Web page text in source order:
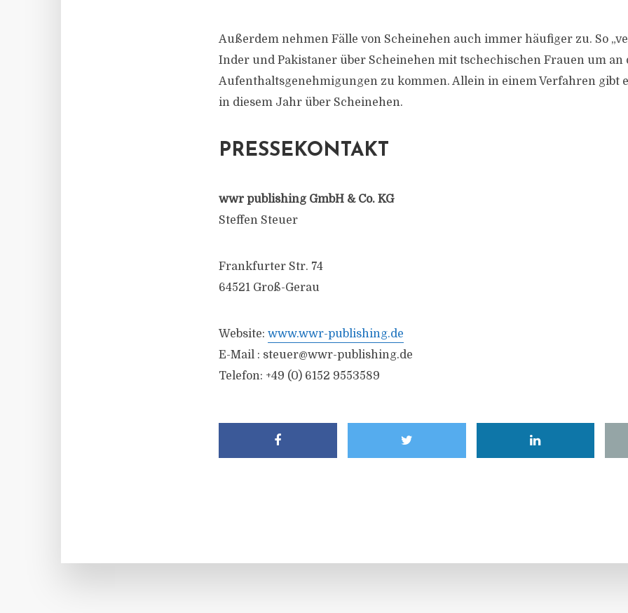
Außerdem nehmen Fälle von Scheinehen auch immer häufiger zu. So
Inder und Pakistaner über Scheinehen mit tschechischen Frauen um an
Aufenthaltsgenehmigungen zu kommen. Allein in einem Verfahren gibt
in diesem Jahr über Scheinehen.
PRESSEKONTAKT
wwr publishing GmbH & Co. KG
Steffen Steuer
Frankfurter Str. 74
64521 Groß-Gerau
Website: www.wwr-publishing.de
E-Mail : steuer@wwr-publishing.de
Telefon: +49 (0) 6152 9553589